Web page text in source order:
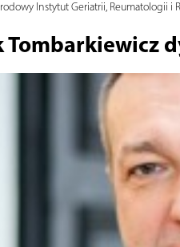
Instytut Geriatrii, Reumatologii i
Tombarkiewicz